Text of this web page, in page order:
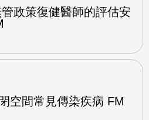
政策復健醫師的評估安
空間常見傳染疾病 FM